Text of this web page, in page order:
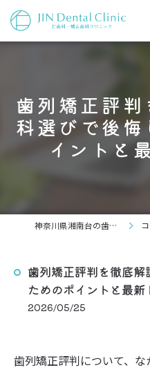
歯列矯正評
科選びで後
イントと
神奈川県湘南台の歯科なら仁歯科・矯正歯科クリニック コラム
歯列矯正評判を徹底
ためのポイントと最新
2026/05/25
歯列矯正評判について、